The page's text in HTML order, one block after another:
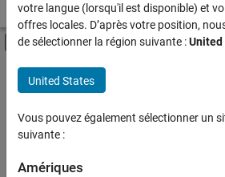
Accueil Explorer nos opportunités
Activer/désactiver
Contenu principal
FILTRER PAR
Programme destiné aux nouvelles carrières (EDG)
Développement de produits
Ingénierie de la qualité
votre langue (lorsqu'il est disponible) et
offres locales. D’après votre position,
de sélectionner la région suivante :
United States
Vous pouvez également sélectionner un
suivante :
Amériques